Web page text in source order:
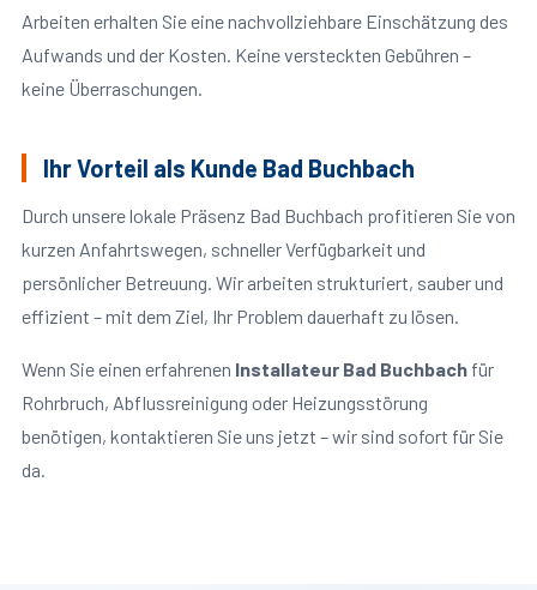
Arbeiten erhalten Sie eine nachvollziehbare Einschätzung des
Aufwands und der Kosten. Keine versteckten Gebühren –
keine Überraschungen.
Ihr Vorteil als Kunde Bad Buchbach
Durch unsere lokale Präsenz Bad Buchbach profitieren Sie von
kurzen Anfahrtswegen, schneller Verfügbarkeit und
persönlicher Betreuung. Wir arbeiten strukturiert, sauber und
effizient – mit dem Ziel, Ihr Problem dauerhaft zu lösen.
Wenn Sie einen erfahrenen Installateur Bad Buchbachfür
Rohrbruch, Abflussreinigung oder Heizungsstörung
benötigen, kontaktieren Sie uns jetzt – wir sind sofort für Sie
da.